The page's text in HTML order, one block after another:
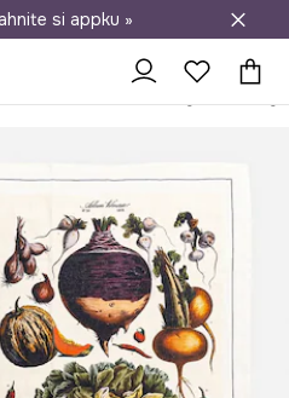
od 50 €
si appku »